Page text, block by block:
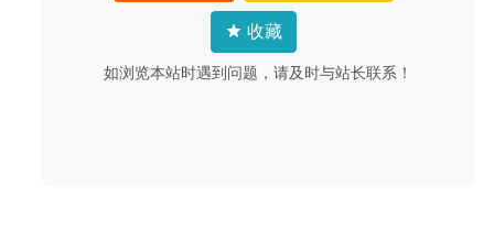
收藏
如浏览本站时遇到问题，请及时与站长联系！
PhotosRevive 2.2.0 中文版-专业的老旧照片上色工具